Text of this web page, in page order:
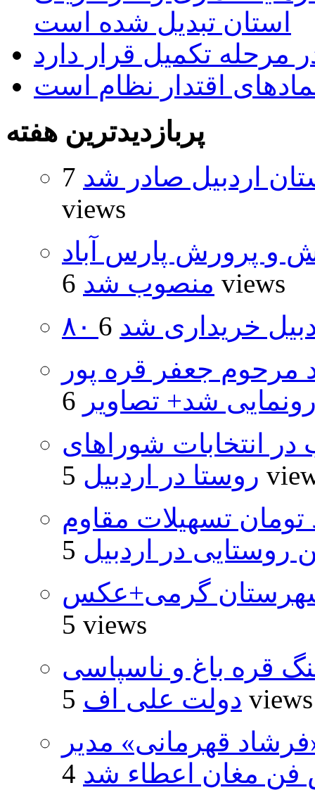
استان تبدیل شده است
مرحله تکمیل قرار دارد
اقتدار نظام است
پربازدیدترین هفته
اردبیل صادر شد 7
views
و پرورش پارس آباد
منصوب شد 6 views
خریداری شد
مرحوم جعفر قره پور
شد+ تصاویر
۵۰۰۰ داوطلب در انتخابات شوراهای
روستا در اردبیل 5
و ۴۸۰ میلیارد تومان تسهیلات مقاوم
در اردبیل
گرمی+عکس
5 views
قره باغ و ناسپاسی
دولت علی اف 5 views
قهرمانی» مدیر
مغان اعطاء شد